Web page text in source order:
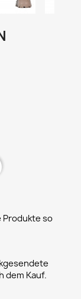
Produkte so
dem Kauf.